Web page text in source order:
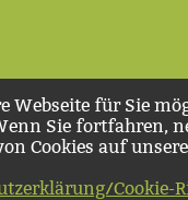
Webseite für Sie
Sie fortfahren,
Cookies auf
Cookie-